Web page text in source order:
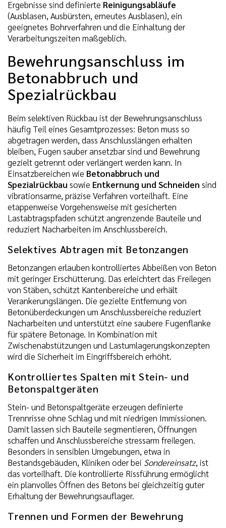
Ergebnisse sind definierte Reinigungsabläufe
(Ausblasen, Ausbürsten, erneutes Ausblasen), ein
geeignetes Bohrverfahren und die Einhaltung der
Verarbeitungszeiten maßgeblich.
Bewehrungsanschluss im
Betonabbruch und
Spezialrückbau
Beim selektiven Rückbau ist der Bewehrungsanschluss
häufig Teil eines Gesamtprozesses: Beton muss so
abgetragen werden, dass Anschlusslängen erhalten
bleiben, Fugen sauber ansetzbar sind und Bewehrung
gezielt getrennt oder verlängert werden kann. In
Einsatzbereichen wie Betonabbruch und
Spezialrückbau sowie Entkernung und Schneiden sind
vibrationsarme, präzise Verfahren vorteilhaft. Eine
etappenweise Vorgehensweise mit gesicherten
Lastabtragspfaden schützt angrenzende Bauteile und
reduziert Nacharbeiten im Anschlussbereich.
Selektives Abtragen mit Betonzangen
Betonzangen erlauben kontrolliertes Abbeißen von Beton
mit geringer Erschütterung. Das erleichtert das Freilegen
von Stäben, schützt Kantenbereiche und erhält
Verankerungslängen. Die gezielte Entfernung von
Betonüberdeckungen um Anschlussbereiche reduziert
Nacharbeiten und unterstützt eine saubere Fugenflanke
für spätere Betonage. In Kombination mit
Zwischenabstützungen und Lastumlagerungskonzepten
wird die Sicherheit im Eingriffsbereich erhöht.
Kontrolliertes Spalten mit Stein- und
Betonspaltgeräten
Stein- und Betonspaltgeräte erzeugen definierte
Trennrisse ohne Schlag und mit niedrigen Immissionen.
Damit lassen sich Bauteile segmentieren, Öffnungen
schaffen und Anschlussbereiche stressarm freilegen.
Besonders in sensiblen Umgebungen, etwa in
Bestandsgebäuden, Kliniken oder bei Sondereinsatz, ist
das vorteilhaft. Die kontrollierte Rissführung ermöglicht
ein planvolles Öffnen des Betons bei gleichzeitig guter
Erhaltung der Bewehrungsauflager.
Trennen und Formen der Bewehrung